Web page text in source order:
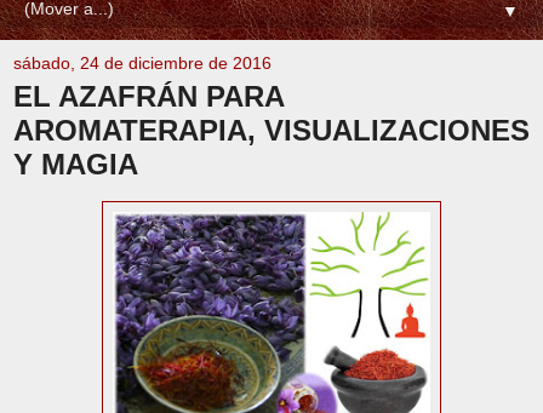
▼
sábado, 24 de diciembre de 2016
EL AZAFRÁN PARA
AROMATERAPIA, VISUALIZACIONES
Y MAGIA